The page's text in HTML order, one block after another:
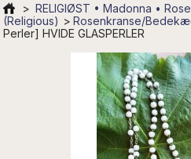
> RELIGIØST • Madonna •
(Religious) > Rosenkranse/
Perler] HVIDE GLASPERLER